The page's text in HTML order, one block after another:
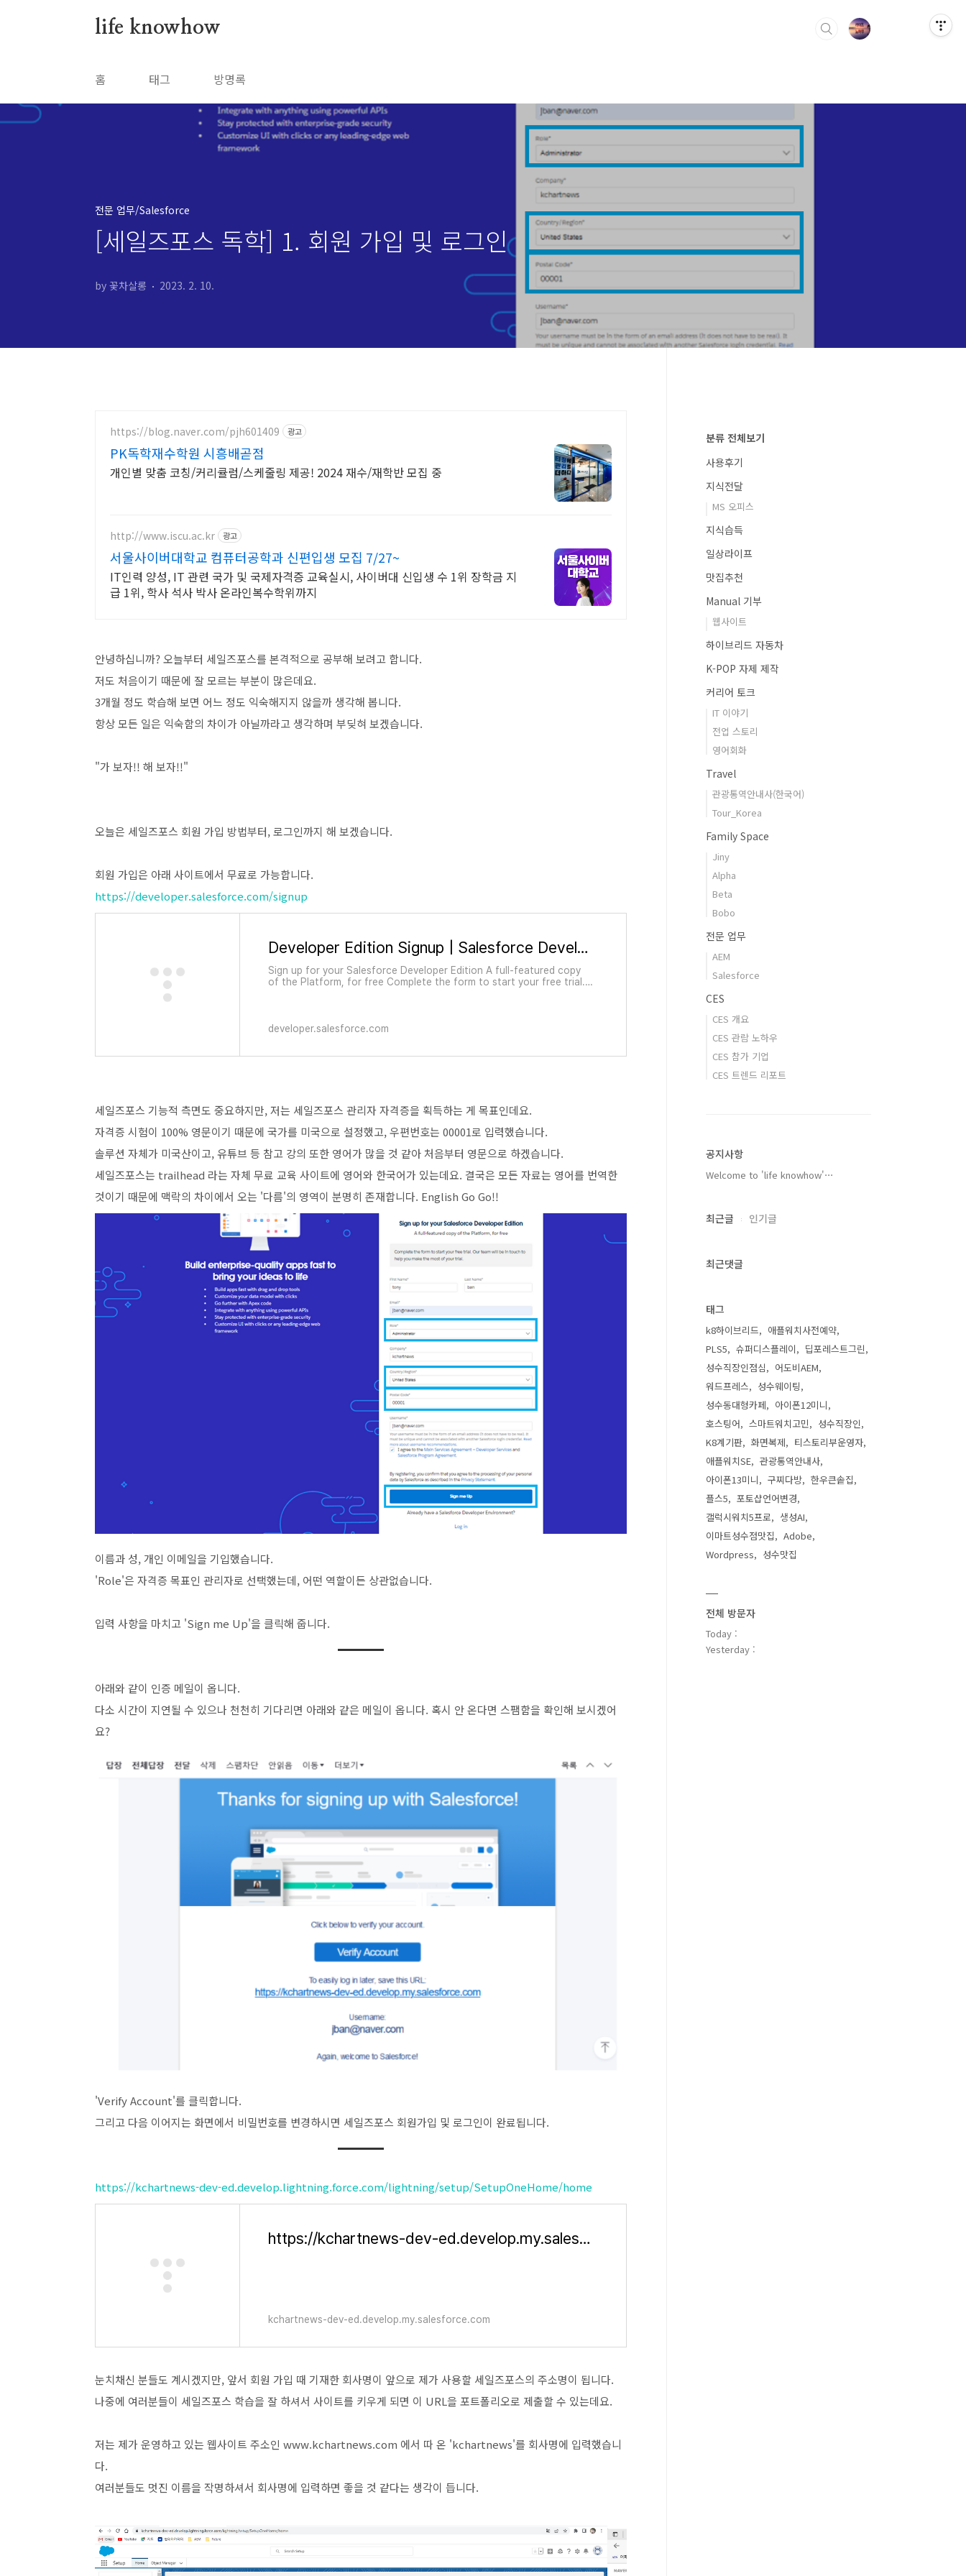
life knowhow
홈 태그 방명록
전문 업무/Salesforce
[세일즈포스 독학] 1. 회원 가입 및 로그인
by 꽃차살롱 2023. 2. 10.
https://blog.naver.com/pjh601409 광고
PK독학재수학원 시흥배곧점
개인별 맞춤 코칭/커리큘럼/스케줄링 제공! 2024 재수/재학반 모집 중
http://www.iscu.ac.kr 광고
서울사이버대학교 컴퓨터공학과 신편입생 모집 7/27~
IT인력 양성, IT 관련 국가 및 국제자격증 교육실시, 사이버대 신입생 수 1위 장학금 지
급 1위, 학사 석사 박사 온라인복수학위까지
안녕하십니까? 오늘부터 세일즈포스를 본격적으로 공부해 보려고 합니다.
저도 처음이기 때문에 잘 모르는 부분이 많은데요.
3개월 정도 학습해 보면 어느 정도 익숙해지지 않을까 생각해 봅니다.
항상 모든 일은 익숙함의 차이가 아닐까라고 생각하며 부딪혀 보겠습니다.
"가 보자!! 해 보자!!"
오늘은 세일즈포스 회원 가입 방법부터, 로그인까지 해 보겠습니다.
회원 가입은 아래 사이트에서 무료로 가능합니다.
https://developer.salesforce.com/signup
Developer Edition Signup | Salesforce Developers
Sign up for your Salesforce Developer Edition A full-featured copy
of the Platform, for free Complete the form to start your free trial.
developer.salesforce.com
세일즈포스 기능적 측면도 중요하지만, 저는 세일즈포스 관리자 자격증을 획득하는 게 목표인데요.
자격증 시험이 100% 영문이기 때문에 국가를 미국으로 설정했고, 우편번호는 00001로 입력했습니다.
솔루션 자체가 미국산이고, 유튜브 등 참고 강의 또한 영어가 많을 것 같아 처음부터 영문으로 하겠습니다.
세일즈포스는 trailhead 라는 자체 무료 교육 사이트에 영어와 한국어가 있는데요. 결국은 모든 자료는 영어를 번역한
것이기 때문에 맥락의 차이에서 오는 '다름'의 영역이 분명히 존재합니다. English Go Go!!
이름과 성, 개인 이메일을 기입했습니다.
'Role'은 자격증 목표인 관리자로 선택했는데, 어떤 역할이든 상관없습니다.
입력 사항을 마치고 'Sign me Up'을 클릭해 줍니다.
아래와 같이 인증 메일이 옵니다.
다소 시간이 지연될 수 있으나 천천히 기다리면 아래와 같은 메일이 옵니다. 혹시 안 온다면 스팸함을 확인해 보시겠어
요?
'Verify Account'를 클릭합니다.
그리고 다음 이어지는 화면에서 비밀번호를 변경하시면 세일즈포스 회원가입 및 로그인이 완료됩니다.
https://kchartnews-dev-ed.develop.lightning.force.com/lightning/setup/SetupOneHome/home
https://kchartnews-dev-ed.develop.my.salesforce.com/visualforce/session?url=https%3A%2F%2Fkchartnews-dev-ed.develop.lightning.force.com%2Flightning%2Fsetup%2FSetupOneHome%2Fhome
kchartnews-dev-ed.develop.my.salesforce.com
눈치채신 분들도 계시겠지만, 앞서 회원 가입 때 기재한 회사명이 앞으로 제가 사용할 세일즈포스의 주소명이 됩니다.
나중에 여러분들이 세일즈포스 학습을 잘 하셔서 사이트를 키우게 되면 이 URL을 포트폴리오로 제출할 수 있는데요.
저는 제가 운영하고 있는 웹사이트 주소인 www.kchartnews.com 에서 따 온 'kchartnews'를 회사명에 입력했습니
다.
여러분들도 멋진 이름을 작명하셔서 회사명에 입력하면 좋을 것 같다는 생각이 듭니다.
분류 전체보기
사용후기
지식전달
MS 오피스
지식습득
일상라이프
맛집추천
Manual 기부
웹사이트
하이브리드 자동차
K-POP 자제 제작
커리어 토크
IT 이야기
전업 스토리
영어회화
Travel
관광통역안내사(한국어)
Tour_Korea
Family Space
Jiny
Alpha
Beta
Bobo
전문 업무
AEM
Salesforce
CES
CES 개요
CES 관람 노하우
CES 참가 기업
CES 트렌드 리포트
공지사항
Welcome to 'life knowhow'⋯
최근글 인기글
최근댓글
태그
k8하이브리드
애플워치사전예약
PLS5
슈퍼디스플레이
딥포레스트그린
성수직장인점심
어도비AEM
워드프레스
성수웨이팅
성수동대형카페
아이폰12미니
호스팅어
스마트워치고민
성수직장인
K8계기판
화면복제
티스토리부운영자
애플워치SE
관광통역안내사
아이폰13미니
구찌다방
한우큰솥집
플스5
포토샵언어변경
갤럭시워치5프로
생성AI
이마트성수점맛집
Adobe
Wordpress
성수맛집
전체 방문자
Today :
Yesterday :